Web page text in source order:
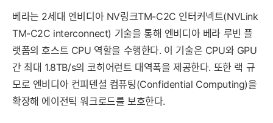
베라는 2세대 엔비디아 NV링크TM-C2C 인터커넥트(NVLink
TM-C2C interconnect) 기술을 통해 엔비디아 베라 루빈 플
랫폼의 호스트 CPU 역할을 수행한다. 이 기술은 CPU와 GPU
간 최대 1.8TB/s의 코히어런트 대역폭을 제공한다. 또한 랙 규
모로 엔비디아 컨피덴셜 컴퓨팅(Confidential Computing)을
확장해 에이전틱 워크로드를 보호한다.